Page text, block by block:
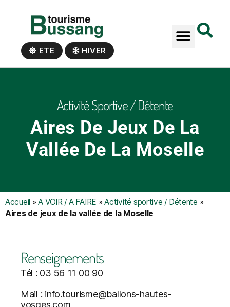
ETE HIVER
Activité Sportive / Détente
Aires De Jeux De La
Vallée De La Moselle
Accueil »A VOIR / A FAIRE »Activité sportive / Détente »
Aires de jeux de la vallée de la Moselle
Renseignements
Tél : 03 56 11 00 90
Mail : info.tourisme@ballons-hautes-
vosges.com